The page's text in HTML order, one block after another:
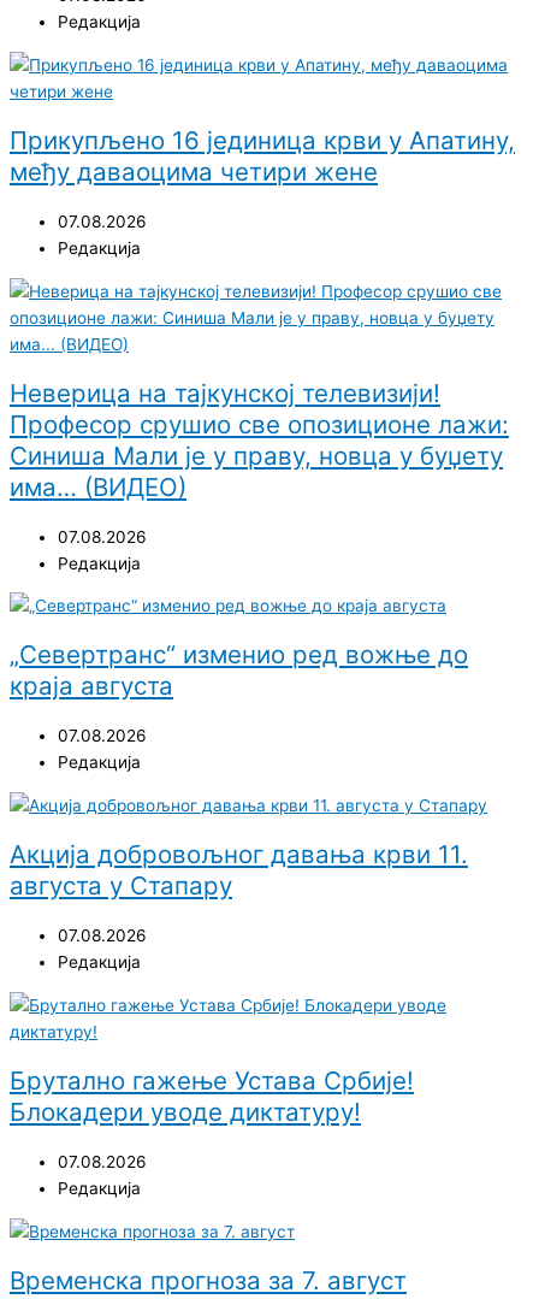
Редакција
Прикупљено 16 јединица крви у Апатину,
међу даваоцима четири жене
07.08.2026
Редакција
Неверица на тајкунској телевизији!
Професор срушио све опозиционе лажи:
Синиша Мали је у праву, новца у буџету
има… (ВИДЕО)
07.08.2026
Редакција
„Севертранс“ изменио ред вожње до
краја августа
07.08.2026
Редакција
Акција добровољног давања крви 11.
августа у Стапару
07.08.2026
Редакција
Брутално гажење Устава Србије!
Блокадери уводе диктатуру!
07.08.2026
Редакција
Временска прогноза за 7. август